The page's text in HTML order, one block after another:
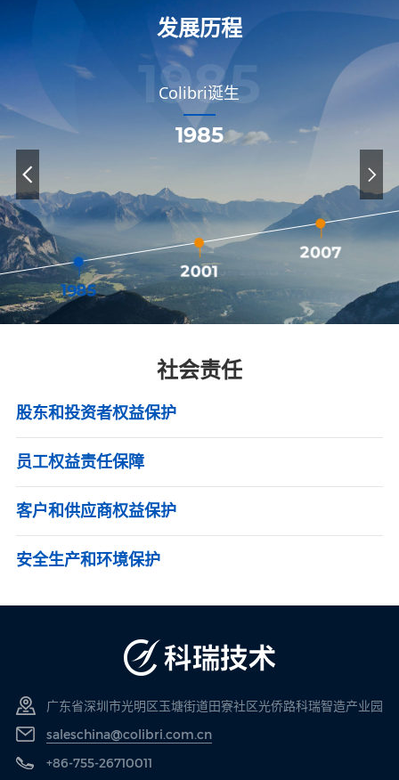
发展历程
1985
Colibri诞生
1985
科瑞技术成立
硬盘行业自动化业务
科瑞自动化技术（苏州）有限公司
新能源行业自动化业务
移动终端行业自动化业务
成都市鹰诺实业有限公司
科瑞精密（新加坡）有限公司
科瑞自动化技术（泰国）有限公司
鹰诺国际（香港）有限公司
汽车行业自动化业务
医疗健康行业自动化业务
物流行业自动化业务
A股主板上市，股票代码：002957
深圳市科瑞技术新能源有限公司
收购 惠州市鼎力智能科技有限公司
鹰诺越南有限责任公司
科瑞智造产业园落成
科瑞精密（新加坡）有限公司马来西亚办事处
科瑞新能源产业园落成
科瑞（苏州）产业园落成
成就下一个智造典范
1985
2001
2007
社会责任
股东和投资者权益保护
员工权益责任保障
客户和供应商权益保护
安全生产和环境保护
广东省深圳市光明区玉塘街道田寮社区光侨路科瑞智造产业园
saleschina@colibri.com.cn
+86-755-26710011